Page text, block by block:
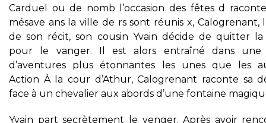
Carduel ou de nomb l’occasion des fêtes d
mésave ans la ville de rs sont réunis x, Calogrenant,
de son récit, son cousin Yvain décide de quitter
pour le vanger. Il est alors entraîné dans une
d’aventures plus étonnantes les unes que les
Action À la cour d’Athur, Calogrenant raconte sa
face à un chevalier aux abords d’une fontaine
Yvain part secrètement le venger. Après avoir